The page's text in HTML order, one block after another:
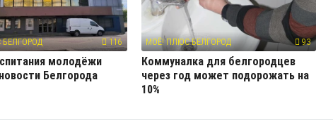
116
молодёжи
Белгорода
МОЁ! ПЛЮС БЕЛГОРОД 93
Коммуналка для белгородцев
через год может подорожать на
10%